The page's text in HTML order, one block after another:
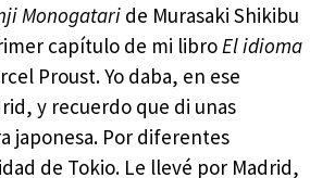
Monogataride Murasaki Shikibu
capítulo de mi libroEl idioma
Proust. Yo daba, en ese
y recuerdo que di unas
japonesa. Por diferentes
de Tokio. Le llevé por Madrid,